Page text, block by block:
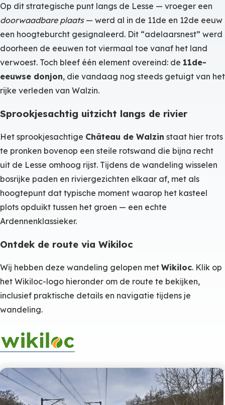
Op dit strategische punt langs de Lesse — vroeger een
doorwaadbare plaats— werd al in de 11de en 12de eeuw
een hoogteburcht gesignaleerd. Dit “adelaarsnest” werd
doorheen de eeuwen tot viermaal toe vanaf het land
verwoest. Toch bleef één element overeind: de 11de-
eeuwse donjon, die vandaag nog steeds getuigt van het
rijke verleden van Walzin.
Sprookjesachtig uitzicht langs de rivier
Het sprookjesachtige Château de Walzin staat hier trots
te pronken bovenop een steile rotswand die bijna recht
uit de Lesse omhoog rijst. Tijdens de wandeling wisselen
bosrijke paden en riviergezichten elkaar af, met als
hoogtepunt dat typische moment waarop het kasteel
plots opduikt tussen het groen — een echte
Ardennenklassieker.
Ontdek de route via Wikiloc
Wij hebben deze wandeling gelopen met Wikiloc. Klik op
het Wikiloc-logo hieronder om de route te bekijken,
inclusief praktische details en navigatie tijdens je
wandeling.